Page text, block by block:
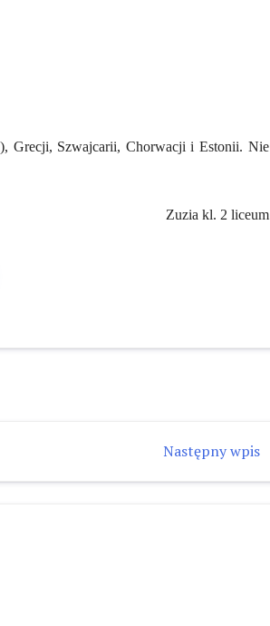
Grecji, Szwajcarii, Chorwacji i Estonii. Nie
Zuzia kl. 2 liceum
Następny wpis